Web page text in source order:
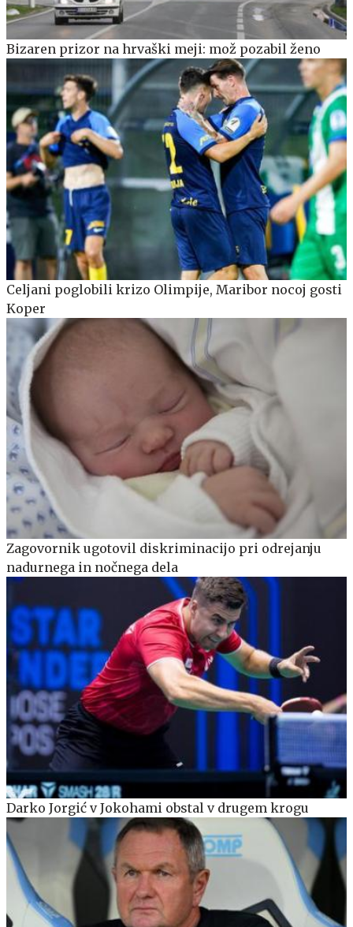
Bizaren prizor na hrvaški meji: mož pozabil ženo
Celjani poglobili krizo Olimpije, Maribor nocoj gosti
Koper
Zagovornik ugotovil diskriminacijo pri odrejanju
nadurnega in nočnega dela
Darko Jorgić v Jokohami obstal v drugem krogu